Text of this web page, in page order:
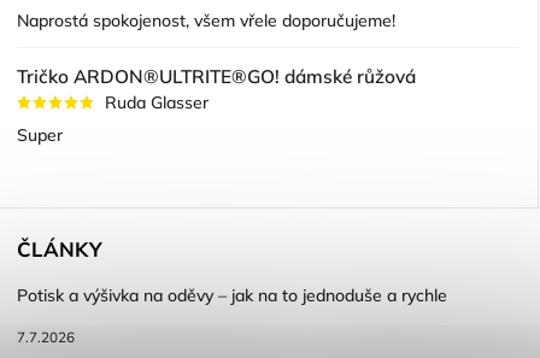
Naprostá spokojenost, všem vřele doporučujeme!
Tričko ARDON®ULTRITE®GO! dámské růžová
Ruda Glasser
Super
ČLÁNKY
Potisk a výšivka na oděvy – jak na to jednoduše a rychle
7.7.2026